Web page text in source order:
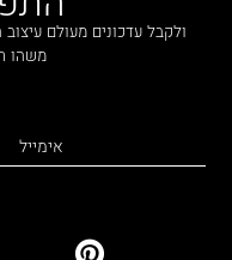
ולקבל עדכונים מעולם
משהו